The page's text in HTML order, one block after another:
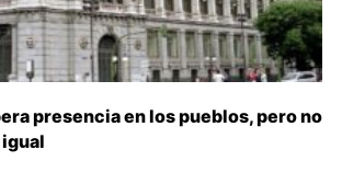
presencia en los pueblos, pero no